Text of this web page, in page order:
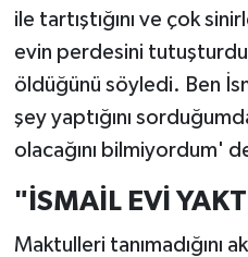
ile tartıştığını ve çok
evin perdesini
öldüğünü söyledi. Ben
şey yaptığını
olacağını bilmiyordum'
"İSMAİL EVİ
Maktulleri tanımadığını